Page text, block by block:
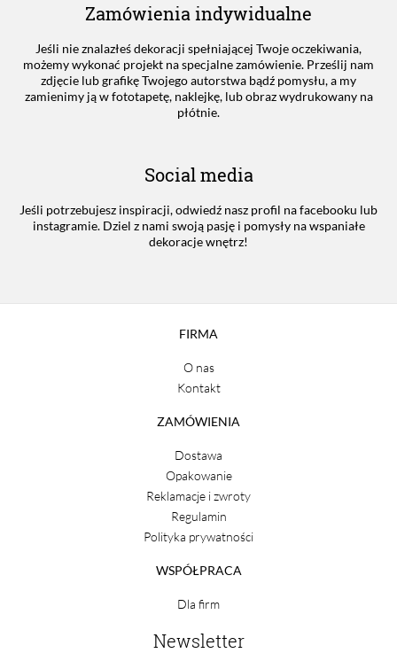
Zamówienia indywidualne
Jeśli nie znalazłeś dekoracji spełniającej Twoje oczekiwania,
możemy wykonać projekt na specjalne zamówienie. Prześlij nam
zdjęcie lub grafikę Twojego autorstwa bądź pomysłu, a my
zamienimy ją w fototapetę, naklejkę, lub obraz wydrukowany na
płótnie.
Social media
Jeśli potrzebujesz inspiracji, odwiedź nasz profil na facebooku lub
instagramie. Dziel z nami swoją pasję i pomysły na wspaniałe
dekoracje wnętrz!
FIRMA
O nas
Kontakt
ZAMÓWIENIA
Dostawa
Opakowanie
Reklamacje i zwroty
Regulamin
Polityka prywatności
WSPÓŁPRACA
Dla firm
Newsletter